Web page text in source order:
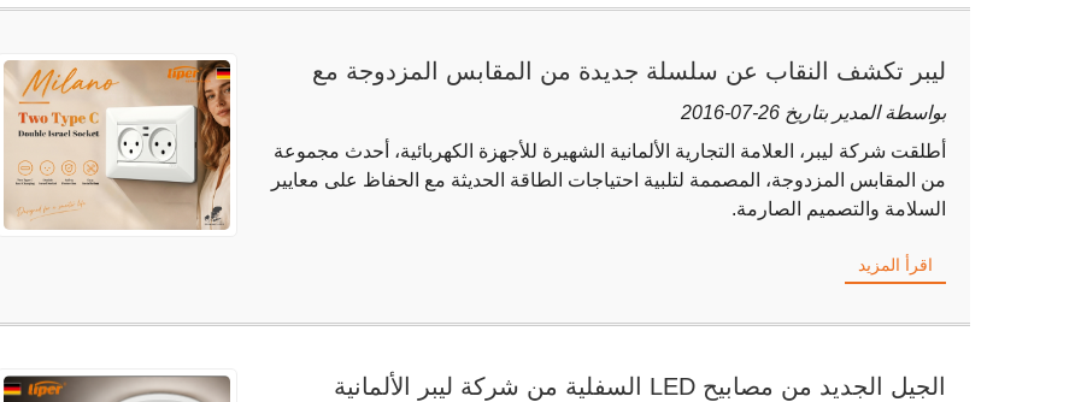
ليبر تكشف النقاب عن سلسلة جديدة من المقابس المزدوجة مع
خيارات USB-C، مصممة من أجل السلامة والتنوع
بواسطة المدير بتاريخ 26-07-2016
أطلقت شركة ليبر، العلامة التجارية الألمانية الشهيرة للأجهزة الكهربائية، أحدث مجموعة
من المقابس المزدوجة، المصممة لتلبية احتياجات الطاقة الحديثة مع الحفاظ على معايير
السلامة والتصميم الصارمة.
اقرأ المزيد
الجيل الجديد من مصابيح LED السفلية من شركة ليبر الألمانية